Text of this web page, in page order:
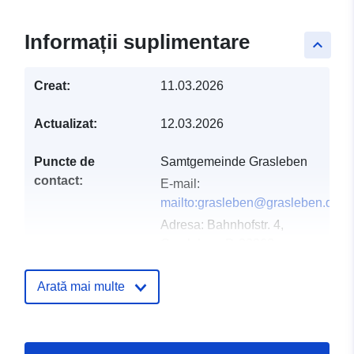
keyboard_arrow_up
Informații suplimentare
Creat: 11.03.2026
Actualizat: 12.03.2026
Puncte de
contact:
Samtgemeinde Grasleben
E-mail:
mailto:grasleben@grasleben.de
Adresa: Bahnhofstr. 4,
Arată mai multe